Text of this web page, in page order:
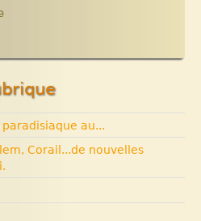
au...
Corail...de nouvelles